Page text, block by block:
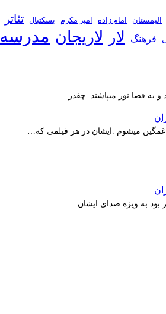
الیمستان امام زاده امیر مکرم بسکتبال تئاتر
فرهنگ لار لاریجان مدرسه
به فضا نور میپاشند. چقدر…
غمگین میشوم .ایشان در هر فیلمی که…
بود به ویژه صدای ایشان